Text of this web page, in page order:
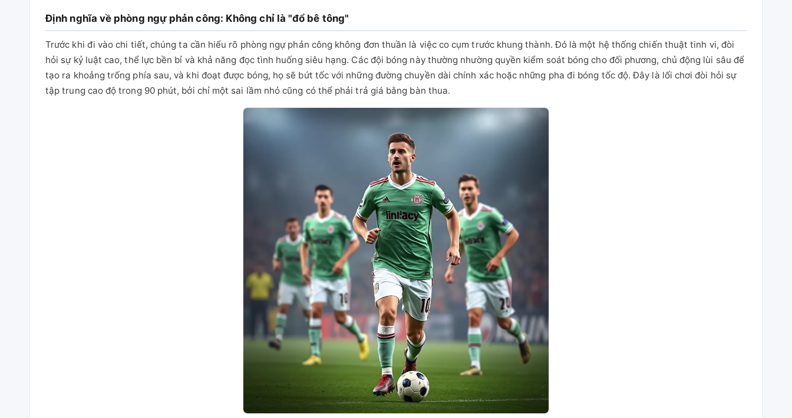
Định nghĩa về phòng ngự phản công: Không chỉ là "đổ bê tông"
Trước khi đi vào chi tiết, chúng ta cần hiểu rõ phòng ngự phản công không đơn thuần là việc co cụm trước khung thành. Đó là một hệ thống chiến thuật tinh vi, đòi
hỏi sự kỷ luật cao, thể lực bền bỉ và khả năng đọc tình huống siêu hạng. Các đội bóng này thường nhường quyền kiểm soát bóng cho đối phương, chủ động lùi sâu để
tạo ra khoảng trống phía sau, và khi đoạt được bóng, họ sẽ bứt tốc với những đường chuyền dài chính xác hoặc những pha đi bóng tốc độ. Đây là lối chơi đòi hỏi sự
tập trung cao độ trong 90 phút, bởi chỉ một sai lầm nhỏ cũng có thể phải trả giá bằng bàn thua.